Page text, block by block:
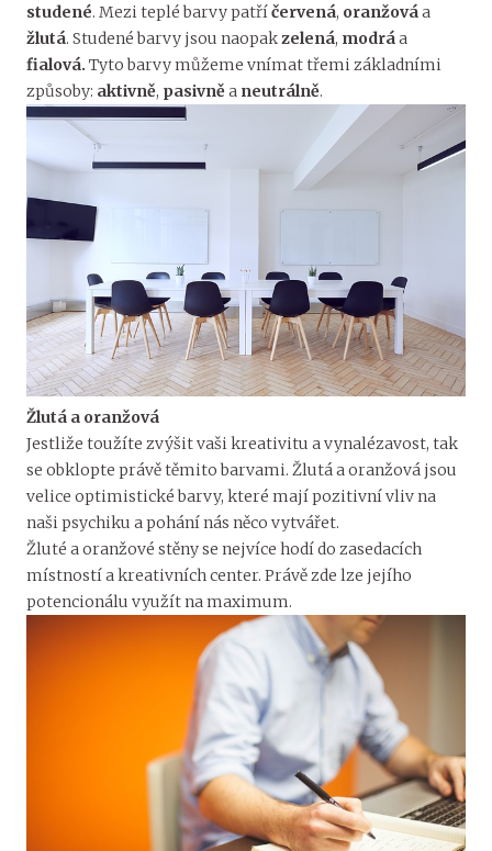
studené. Mezi teplé barvy patříčervená, oranžováa
žlutá. Studené barvy jsou naopakzelená, modráa
fialová. Tyto barvy můžeme vnímat třemi základními
způsoby: aktivně, pasivně a neutrálně.
Žlutá a oranžová
Jestliže toužíte zvýšit vaši kreativitu a vynalézavost, tak
se obklopte právě těmito barvami. Žlutá a oranžová jsou
velice optimistické barvy, které mají pozitivní vliv na
naši psychiku a pohání nás něco vytvářet.
Žluté a oranžové stěny se nejvíce hodí do zasedacích
místností a kreativních center. Právě zde lze jejího
potencionálu využít na maximum.